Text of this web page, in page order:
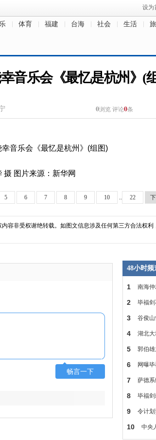
设为
体育 福建 台海 社会 生活
音乐会《最忆是杭州》(
0浏览 评论0条
图片来源：新华网
5 6 7 8 9 10 .. 22
容非受权谢绝转载。如图文信息涉及任何第三方合法权利
畅言一下
48小时
1 南海
多2 毕福
3 谷俊
力4 湖北
头5 郭伯
或6 网曝
会7 萨德
下8 毕福
9 令计
照10 中央